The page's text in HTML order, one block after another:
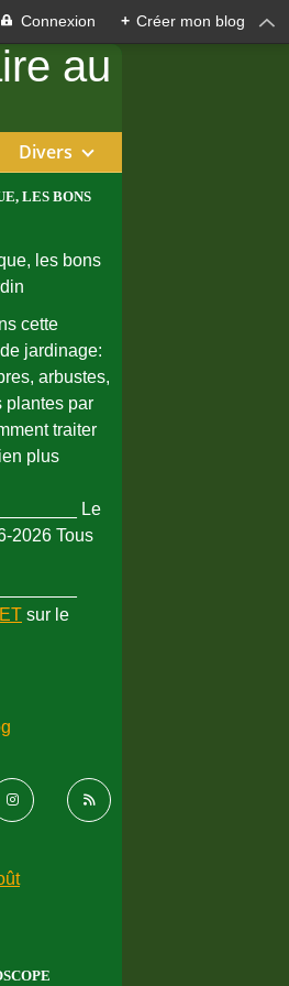
Connexion + Créer mon blog
Divers
LES BONS
cette
jardinage:
arbustes,
plantes par
traiter
plus
Le
2026 Tous
sur le